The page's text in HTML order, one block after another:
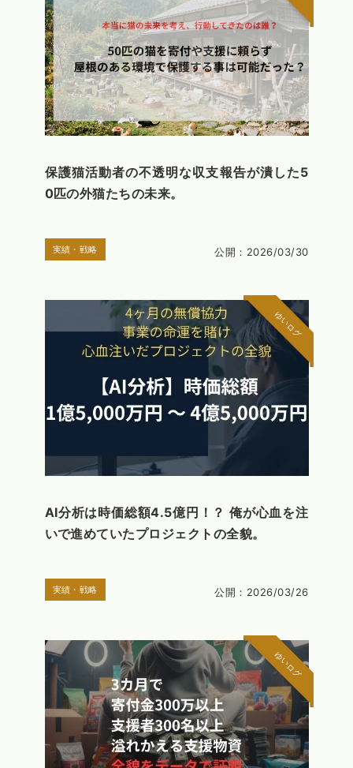
保護猫活動者の不透明な収支報告が潰した5
0匹の外猫たちの未来。
実績・戦略 公開：2026/03/30
AI分析は時価総額4.5億円！？ 俺が心血を注
いで進めていたプロジェクトの全貌。
実績・戦略 公開：2026/03/26
ゆいログ
ゆいログ